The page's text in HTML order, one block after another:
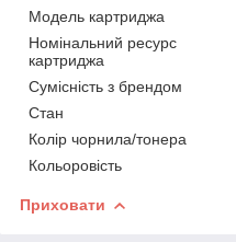
Модель картриджа
Номінальний ресурс
картриджа
Сумісність з брендом
Стан
Колір чорнила/тонера
Кольоровість
Приховати